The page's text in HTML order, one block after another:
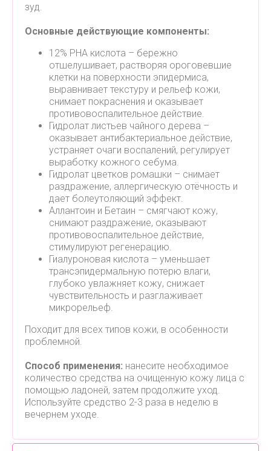
зуд.
Основные действующие компоненты:
12% PHA кислота – бережно
отшелушивает, растворяя ороговевшие
клетки на поверхности эпидермиса,
выравнивает текстуру и рельеф кожи,
снимает покраснения и оказывает
противовоспалительное действие.
Гидролат листьев чайного дерева –
оказывает антибактериальное действие,
устраняет очаги воспалений, регулирует
выработку кожного себума.
Гидролат цветков ромашки – снимает
раздражение, аллергическую отёчность и
дает болеутоляющий эффект.
Аллантоин и Бетаин – смягчают кожу,
снимают раздражение, оказывают
противовоспалительное действие,
стимулируют регенерацию.
Гиалуроновая кислота – уменьшает
трансэпидермальную потерю влаги,
глубоко увлажняет кожу, снижает
чувствительность и разглаживает
микрорельеф.
Походит для всех типов кожи, в особенности
проблемной.
Способ применения: нанесите необходимое
количество средства на очищенную кожу лица с
помощью ладоней, затем продолжите уход.
Используйте средство 2-3 раза в неделю в
вечернем уходе.